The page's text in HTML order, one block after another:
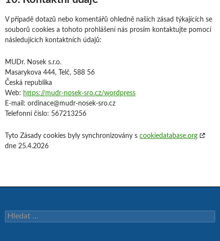
V případě dotazů nebo komentářů ohledně našich zásad týkajících se
souborů cookies a tohoto prohlášení nás prosím kontaktujte pomocí
následujících kontaktních údajů:
MUDr. Nosek s.r.o.
Masarykova 444, Telč, 588 56
Česká republika
Web: https://mudr-nosek-sro.cz/wordpress
E-mail: ordinace@mudr-nosek-sro.cz
Telefonní číslo: 567213256
Tyto Zásady cookies byly synchronizovány s cookiedatabase.org
dne 25.4.2026
Vyhledávání